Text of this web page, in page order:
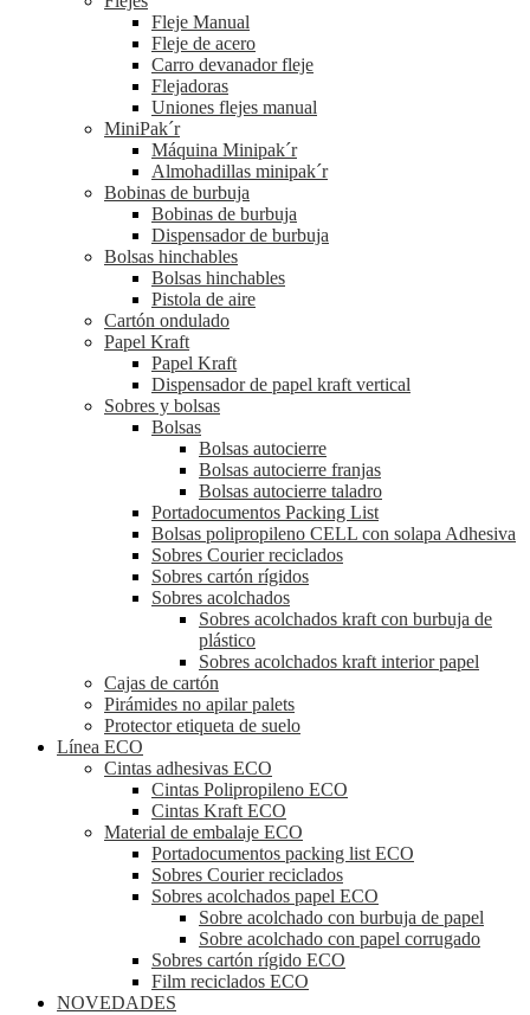
Fleje Manual
Fleje de acero
Carro devanador fleje
Flejadoras
Uniones flejes manual
MiniPak´r
Máquina Minipak´r
Almohadillas minipak´r
Bobinas de burbuja
Bobinas de burbuja
Dispensador de burbuja
Bolsas hinchables
Bolsas hinchables
Pistola de aire
Cartón ondulado
Papel Kraft
Papel Kraft
Dispensador de papel kraft vertical
Sobres y bolsas
Bolsas
Bolsas autocierre
Bolsas autocierre franjas
Bolsas autocierre taladro
Portadocumentos Packing List
Bolsas polipropileno CELL con solapa Adhesiva
Sobres Courier reciclados
Sobres cartón rígidos
Sobres acolchados
Sobres acolchados kraft con burbuja de
plástico
Sobres acolchados kraft interior papel
Cajas de cartón
Pirámides no apilar palets
Protector etiqueta de suelo
Línea ECO
Cintas adhesivas ECO
Cintas Polipropileno ECO
Cintas Kraft ECO
Material de embalaje ECO
Portadocumentos packing list ECO
Sobres Courier reciclados
Sobres acolchados papel ECO
Sobre acolchado con burbuja de papel
Sobre acolchado con papel corrugado
Sobres cartón rígido ECO
Film reciclados ECO
NOVEDADES